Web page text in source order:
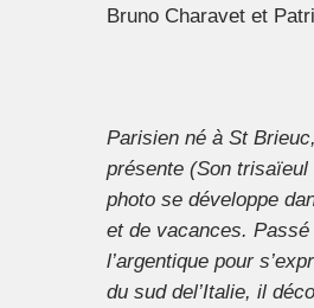
Bruno Charavet et
Parisien né à St Brieuc,
présente (Son
photo se développe
et de vacances. Passé
l’argentique pour
du sud del’Italie, il